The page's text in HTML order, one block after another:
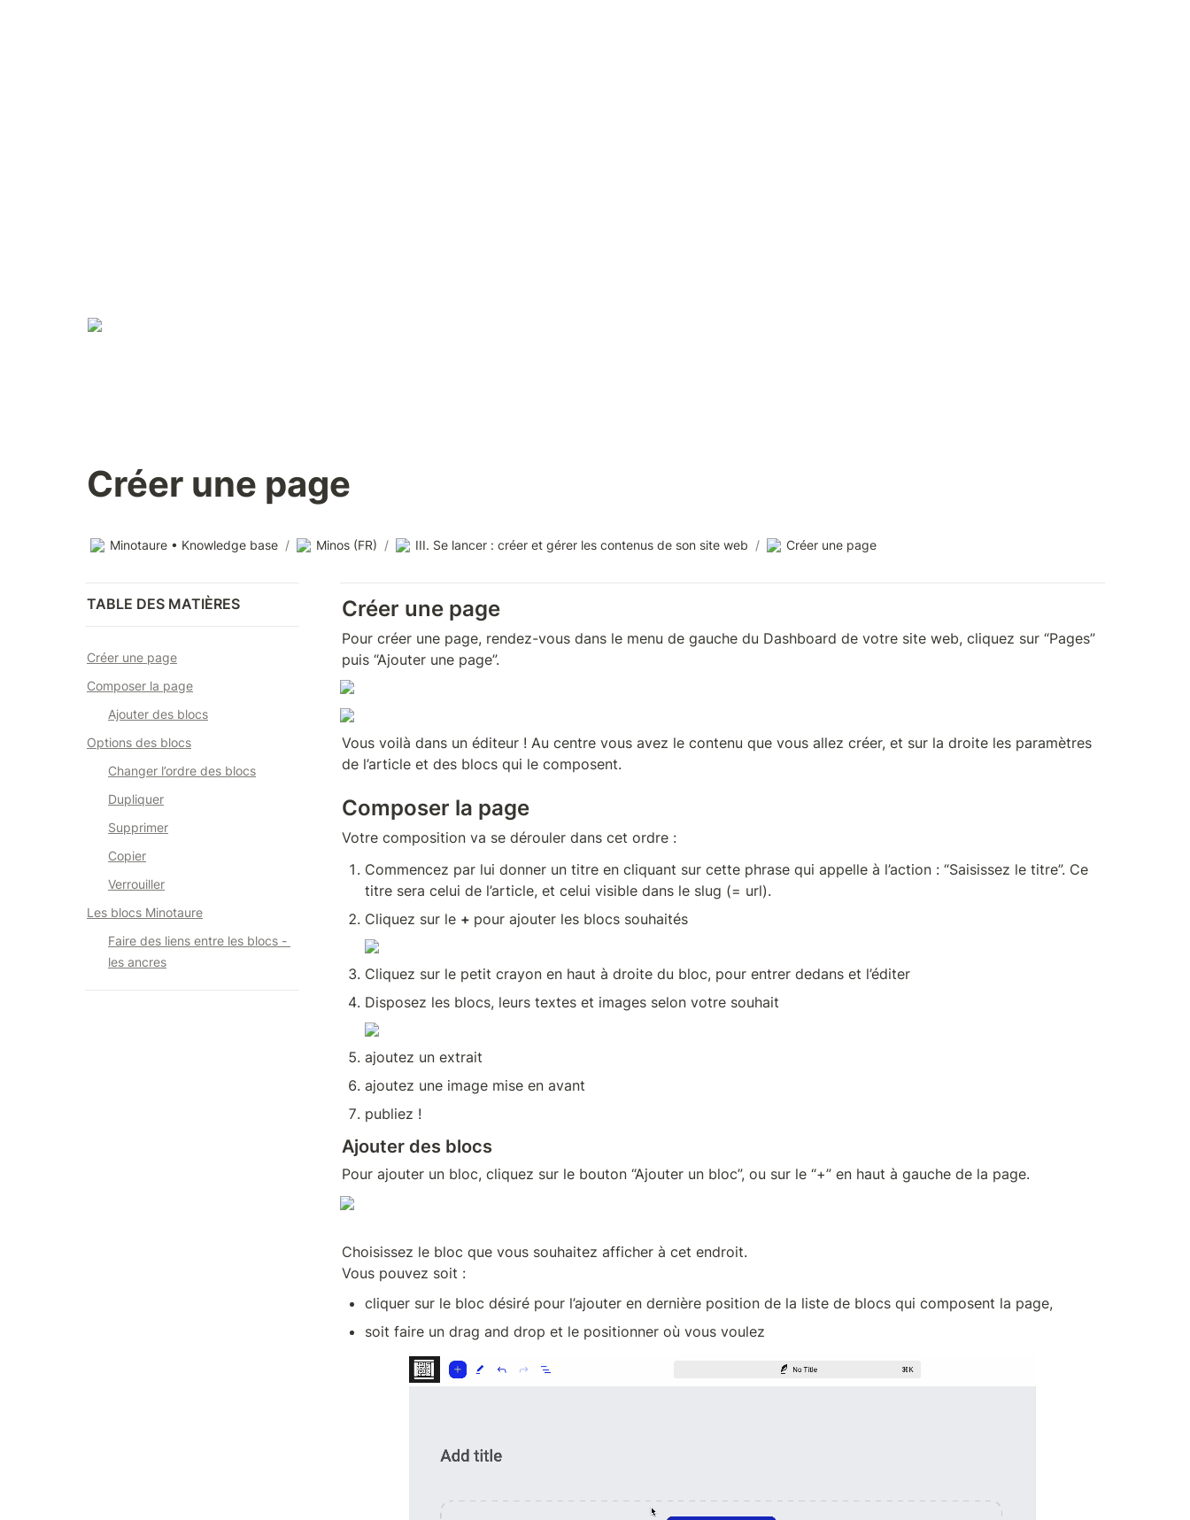
Créer une page
Minotaure • Knowledge base / Minos (FR) / III. Se lancer : créer et gérer les contenus de son site web / Créer une page
TABLE DES MATIÈRES
Créer une page
Composer la page
Ajouter des blocs
Options des blocs
Changer l’ordre des blocs
Dupliquer
Supprimer
Copier
Verrouiller
Les blocs Minotaure
Faire des liens entre les blocs -
les ancres
Créer une page
Pour créer une page, rendez-vous dans le menu de gauche du Dashboard de votre site web, cliquez sur “Pages”
puis “Ajouter une page”.
Vous voilà dans un éditeur ! Au centre vous avez le contenu que vous allez créer, et sur la droite les paramètres
de l’article et des blocs qui le composent.
Composer la page
Votre composition va se dérouler dans cet ordre :
Commencez par lui donner un titre en cliquant sur cette phrase qui appelle à l’action : “Saisissez le titre”. Ce
titre sera celui de l’article, et celui visible dans le slug (= url).
Cliquez sur le + pour ajouter les blocs souhaités
Cliquez sur le petit crayon en haut à droite du bloc, pour entrer dedans et l’éditer
Disposez les blocs, leurs textes et images selon votre souhait
ajoutez un extrait
ajoutez une image mise en avant
publiez !
Ajouter des blocs
Pour ajouter un bloc, cliquez sur le bouton “Ajouter un bloc”, ou sur le “+” en haut à gauche de la page.
Choisissez le bloc que vous souhaitez afficher à cet endroit.
Vous pouvez soit :
cliquer sur le bloc désiré pour l’ajouter en dernière position de la liste de blocs qui composent la page,